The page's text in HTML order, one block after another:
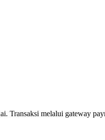
Transaksi melalui gateway